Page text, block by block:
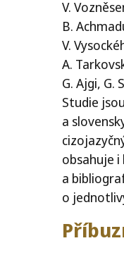
V.
B.
V.
A.
G. Ajgi, G.
Studie
a
obsahuje
a
o